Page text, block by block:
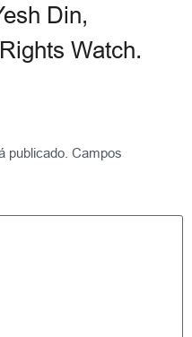
Din,
Watch.
publicado. Campos